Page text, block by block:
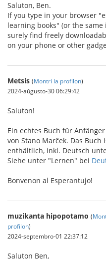
Saluton, Ben.
If you type in your browser
learning books" (or the
surely find freely
on your phone or other
Metsis (Montri la profilon)
2024-aŭgusto-30 06:29:42
Saluton!
Ein echtes Buch für
von Stano Marĉek. Das
enthältlich, inkl. Deutsch
Siehe unter "Lernen" bei
Bonvenon al Esperantujo!
muzikanta hipopotamo (
profilon)
2024-septembro-01 22:37:12
Saluton Ben,